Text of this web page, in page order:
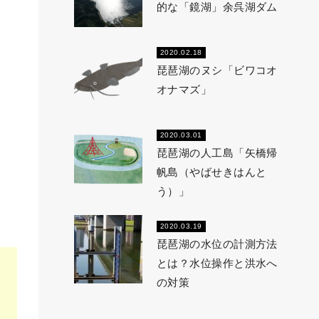
的な「鏡湖」余呉湖ダム
2020.02.18
琵琶湖のヌシ「ビワコオ
オナマズ」
2020.03.01
琵琶湖の人工島「矢橋帰
帆島（やばせきはんと
う）」
2020.03.19
琵琶湖の水位の計測方法
とは？水位操作と洪水へ
の対策